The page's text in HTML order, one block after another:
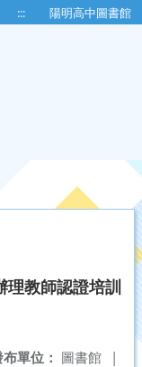
::: 陽明高中圖書館
理教師認證培訓
單位： 圖書館 |